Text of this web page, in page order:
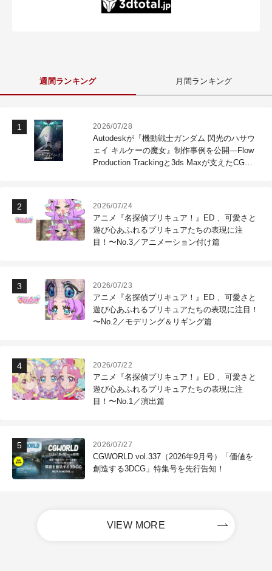
週間ランキング 月間ランキング
2026/07/28
Autodeskが『機動戦士ガンダム 閃光のハサウ
ェイ キルケーの魔女』制作事例を公開―Flow
Production Trackingと3ds Maxが支えたCG制
2026/07/24
アニメ『名探偵プリキュア！』ED 、可愛さと
遊び心あふれるプリキュアたちの表現に注
目！〜No.3／アニメーション付け篇
2026/07/23
アニメ『名探偵プリキュア！』ED 、可愛さと
遊び心あふれるプリキュアたちの表現に注目！
〜No.2／モデリング＆リギング篇
2026/07/22
アニメ『名探偵プリキュア！』ED 、可愛さと
遊び心あふれるプリキュアたちの表現に注
目！〜No.1／演出篇
2026/07/27
CGWORLD vol.337（2026年9月号）「価値を
創造する3DCG」特集号を先行告知！
VIEW MORE